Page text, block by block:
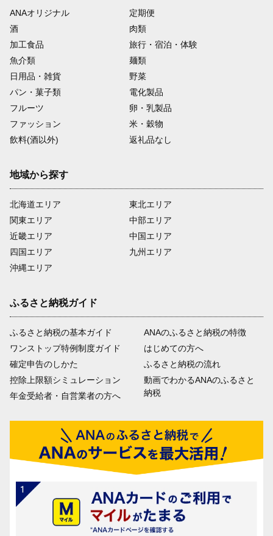
ANAオリジナル
定期便
酒
肉類
加工食品
旅行・宿泊・体験
魚介類
麺類
日用品・雑貨
野菜
パン・菓子類
電化製品
フルーツ
卵・乳製品
ファッション
米・穀物
飲料(酒以外)
返礼品なし
地域から探す
北海道エリア
関東エリア
近畿エリア
四国エリア
沖縄エリア
東北エリア
中部エリア
中国エリア
九州エリア
ふるさと納税ガイド
ふるさと納税の基本ガイド
ワンストップ特例制度ガイド
確定申告のしかた
控除上限額シミュレーション
年金受給者・自営業者の方へ
ANAのふるさと納税の特徴
はじめての方へ
ふるさと納税の流れ
動画でわかるANAのふるさと
納税